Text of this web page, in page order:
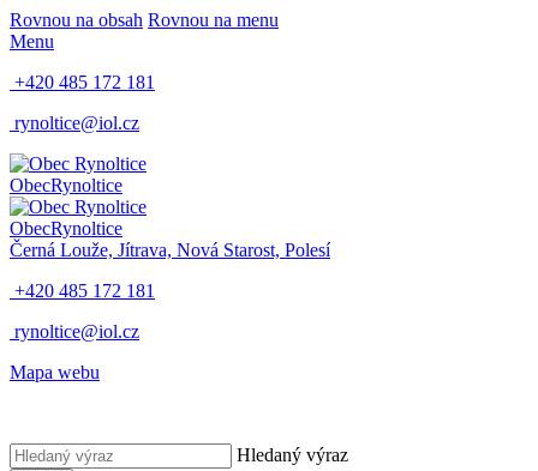
Rovnou na obsah Rovnou na menu
Menu
+420 485 172 181
rynoltice@iol.cz
ObecRynoltice
ObecRynoltice
Černá Louže, Jítrava, Nová Starost, Polesí
+420 485 172 181
rynoltice@iol.cz
Mapa webu
Hledaný výraz